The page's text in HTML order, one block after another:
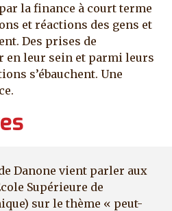
la finance à court terme
et réactions des gens et
Des prises de
en leur sein et parmi leurs
s’ébauchent. Une
Danone vient parler aux
Supérieure de
sur le thème « peut-